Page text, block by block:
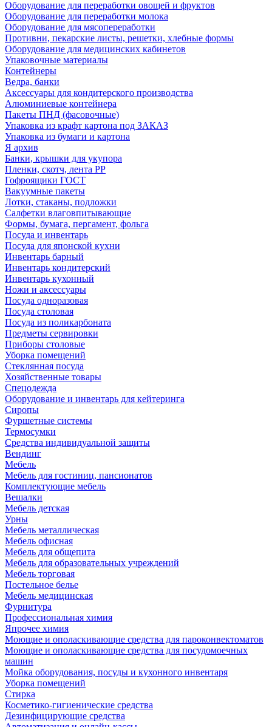
Оборудование для переработки овощей и фруктов
Оборудование для переработки молока
Оборудование для мясопереработки
Противни, пекарские листы, решетки, хлебные формы
Оборудование для медицинских кабинетов
Упаковочные материалы
Контейнеры
Ведра, банки
Аксессуары для кондитерского производства
Алюминиевые контейнера
Пакеты ПНД (фасовочные)
Упаковка из крафт картона под ЗАКАЗ
Упаковка из бумаги и картона
Я архив
Банки, крышки для укупора
Пленки, скотч, лента РР
Гофроящики ГОСТ
Вакуумные пакеты
Лотки, стаканы, подложки
Салфетки влаговпитывающие
Формы, бумага, пергамент, фольга
Посуда и инвентарь
Посуда для японской кухни
Инвентарь барный
Инвентарь кондитерский
Инвентарь кухонный
Ножи и аксессуары
Посуда одноразовая
Посуда столовая
Посуда из поликарбоната
Предметы сервировки
Приборы столовые
Уборка помещений
Стеклянная посуда
Хозяйственные товары
Спецодежда
Оборудование и инвентарь для кейтеринга
Сиропы
Фуршетные системы
Термосумки
Средства индивидуальной защиты
Вендинг
Мебель
Мебель для гостиниц, пансионатов
Комплектующие мебель
Вешалки
Мебель детская
Урны
Мебель металлическая
Мебель офисная
Мебель для общепита
Мебель для образовательных учреждений
Мебель торговая
Постельное белье
Мебель медицинская
Фурнитура
Профессиональная химия
Япрочее химия
Моющие и ополаскивающие средства для пароконвектоматов
Моющие и ополаскивающие средства для посудомоечных
машин
Мойка оборудования, посуды и кухонного инвентаря
Уборка помещений
Стирка
Косметико-гигиенические средства
Дезинфицирующие средства